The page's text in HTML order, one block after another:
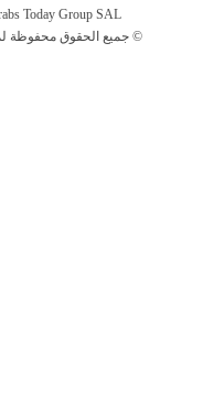
Today Group SAL
جميع الحقوق محفوظة لمجموعة العرب اليوم الاعلامية 2025 ©